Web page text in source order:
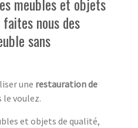
nous des
sans
une restauration de
le voulez.
et objets de qualité,